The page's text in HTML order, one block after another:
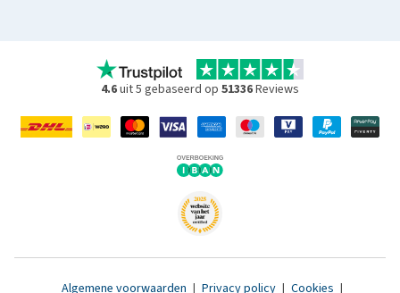
4.6uit 5 gebaseerd op 51336Reviews
Algemene voorwaarden | Privacy policy | Cookies |